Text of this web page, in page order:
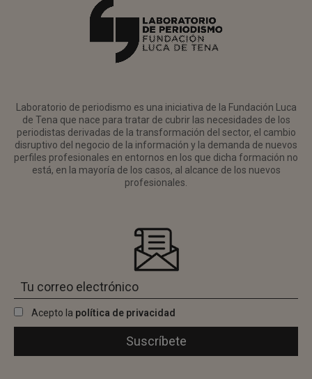
Laboratorio de periodismo es una iniciativa de la Fundación Luca
de Tena que nace para tratar de cubrir las necesidades de los
periodistas derivadas de la transformación del sector, el cambio
disruptivo del negocio de la información y la demanda de nuevos
perfiles profesionales en entornos en los que dicha formación no
está, en la mayoría de los casos, al alcance de los nuevos
profesionales.
Acepto la política de privacidad